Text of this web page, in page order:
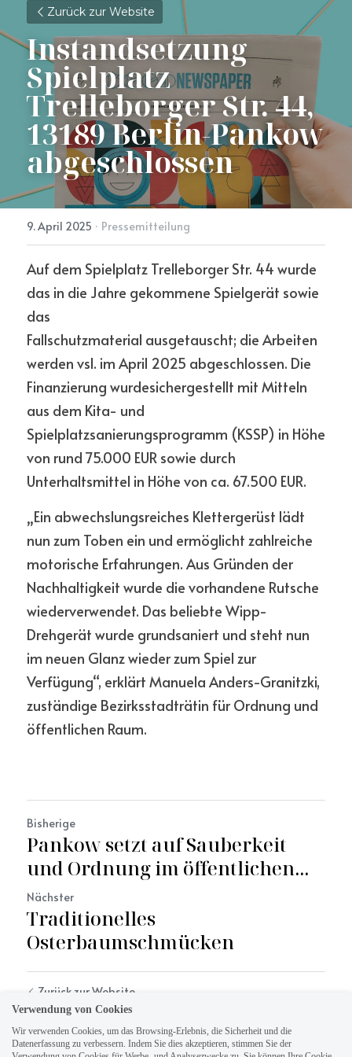
Zurück zur Website
Instandsetzung
Spielplatz
Trelleborger Str. 44,
13189 Berlin-Pankow
abgeschlossen
9. April 2025 · Pressemitteilung
Auf dem Spielplatz Trelleborger Str. 44 wurde
das in die Jahre gekommene Spielgerät sowie
das
Fallschutzmaterial ausgetauscht; die Arbeiten
werden vsl. im April 2025 abgeschlossen. Die
Finanzierung wurdesichergestellt mit Mitteln
aus dem Kita- und
Spielplatzsanierungsprogramm (KSSP) in Höhe
von rund 75.000 EUR sowie durch
Unterhaltsmittel in Höhe von ca. 67.500 EUR.
„Ein abwechslungsreiches Klettergerüst lädt
nun zum Toben ein und ermöglicht zahlreiche
motorische Erfahrungen. Aus Gründen der
Nachhaltigkeit wurde die vorhandene Rutsche
wiederverwendet. Das beliebte Wipp-
Drehgerät wurde grundsaniert und steht nun
im neuen Glanz wieder zum Spiel zur
Verfügung“, erklärt Manuela Anders-Granitzki,
zuständige Bezirksstadträtin für Ordnung und
öffentlichen Raum.
Bisherige
Pankow setzt auf Sauberkeit
und Ordnung im öffentlichen...
Nächster
Traditionelles
Osterbaumschmücken
Zurück zur Website
Verwendung von Cookies
Wir verwenden Cookies, um das Browsing-Erlebnis, die Sicherheit und die
Datenerfassung zu verbessern. Indem Sie dies akzeptieren, stimmen Sie der